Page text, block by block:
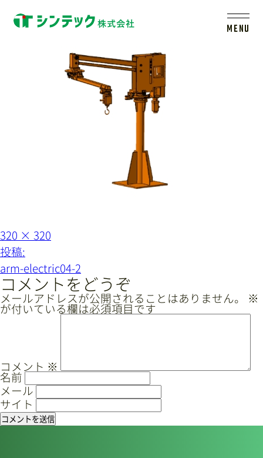
MENU
シンテックについて
採用情報
サイトマップ
プライバシーポリシー
シンテック公式Youtubeチャンネル
arm-electric04-2
フ
ル
サ
イ
ズ
320 × 320
投
稿
ナ
ビ
ゲ
ョ
ン
投稿:
arm-electric04-2
コメントをどうぞ
メールアドレスが公開されることはありません。 ※
が付いている欄は必須項目です
コメント ※
名前
メール
サイト